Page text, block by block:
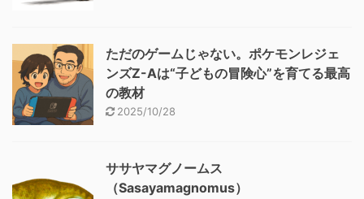
ただのゲームじゃない。ポケモンレジェ
ンズZ-Aは“子どもの冒険心”を育てる最高
の教材
2025/10/28
ササヤマグノームス
（Sasayamagnomus）